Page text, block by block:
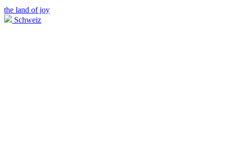
the land of joy
Schweiz